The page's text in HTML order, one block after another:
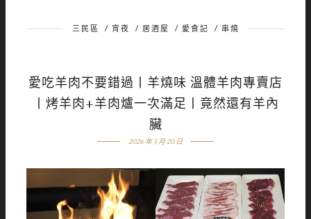
三民區 / 宵夜 / 居酒屋 / 愛食記 / 串燒
愛吃羊肉不要錯過丨羊燒味 溫體羊肉專賣店
丨烤羊肉+羊肉爐一次滿足丨竟然還有羊內
臟
2026 年 3 月 20 日